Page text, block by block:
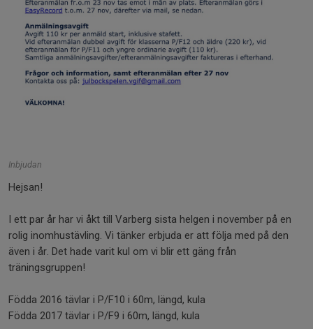
Inbjudan
Hejsan!
I ett par år har vi åkt till Varberg sista helgen i november på en
rolig inomhustävling. Vi tänker erbjuda er att följa med på den
även i år. Det hade varit kul om vi blir ett gäng från
träningsgruppen!
Födda 2016 tävlar i P/F10 i 60m, längd, kula
Födda 2017 tävlar i P/F9 i 60m, längd, kula